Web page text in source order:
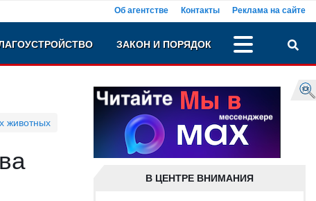
Об агентстве Контакты Реклама на сайте
ЗАКОН И ПОРЯДОК
животных
В ЦЕНТРЕ ВНИМАНИЯ